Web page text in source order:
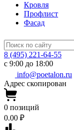
Кровля
Профлист
Фасад
8 (495) 221-64-55
с 9:00 до 18:00
info@poetalon.ru
Адрес скопирован
0 позиций
0.00 ₽